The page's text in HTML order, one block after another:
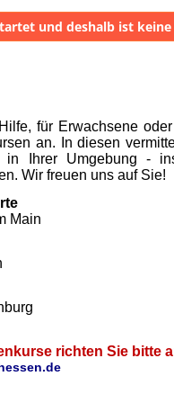
und deshalb ist
für Erwachsene
an. In diesen
Ihrer Umgebung -
Wir freuen uns auf Sie!
Main
richten Sie bitte